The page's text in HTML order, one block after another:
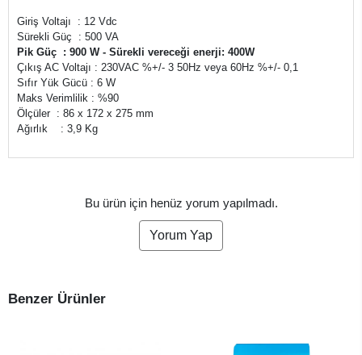
Giriş Voltajı : 12 Vdc
Sürekli Güç : 500 VA
Pik Güç : 900 W - Sürekli vereceği enerji: 400W
Çıkış AC Voltajı : 230VAC %+/- 3 50Hz veya 60Hz %+/- 0,1
Sıfır Yük Gücü : 6 W
Maks Verimlilik : %90
Ölçüler : 86 x 172 x 275 mm
Ağırlık : 3,9 Kg
Bu ürün için henüz yorum yapılmadı.
Yorum Yap
Benzer Ürünler